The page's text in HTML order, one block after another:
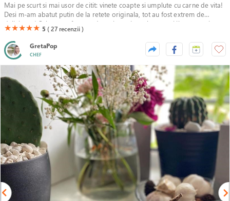
Mai pe scurt si mai usor de citit: vinete coapte si umplute cu carne de vita!
Desi m-am abatut putin de la retete originala, tot au fost extrem de
delicioasa! Oricum eu faceam de cativa ani sosul acesta si il mancam in
diverse combinatii: lipii si legume proaspete, paste sau chiar langa un
orez gol!
(*)
★(*)
★(*)
★(*)
★(*)
★ 5 ( 27 recenzii )
GretaPop
CHEF